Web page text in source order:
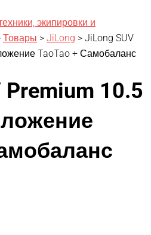
экипировки и
Товары > JiLong > JiLong SUV
TaoTao + Самобаланс
Premium 10.5